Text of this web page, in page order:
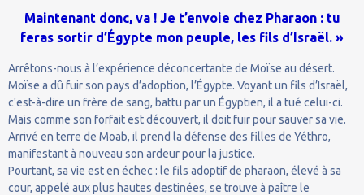
Maintenant donc, va ! Je t’envoie chez Pharaon : tu
feras sortir d’Égypte mon peuple, les fils d’Israël. »
Arrêtons-nous à l’expérience déconcertante de Moïse au désert.
Moïse a dû fuir son pays d’adoption, l’Égypte. Voyant un fils d’Israël,
c'est-à-dire un frère de sang, battu par un Égyptien, il a tué celui-ci.
Mais comme son forfait est découvert, il doit fuir pour sauver sa vie.
Arrivé en terre de Moab, il prend la défense des filles de Yéthro,
manifestant à nouveau son ardeur pour la justice.
Pourtant, sa vie est en échec : le fils adoptif de pharaon, élevé à sa
cour, appelé aux plus hautes destinées, se trouve à paître le